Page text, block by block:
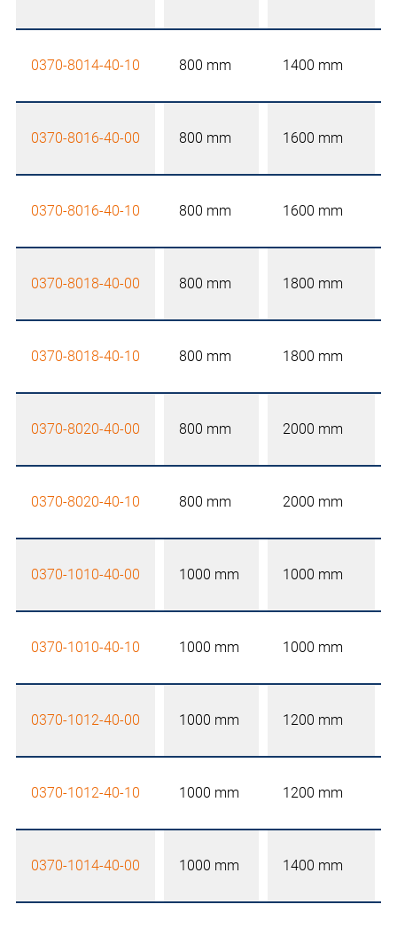
0370-8014-40-10 800 mm 1400 mm
0370-8016-40-00 800 mm 1600 mm
0370-8016-40-10 800 mm 1600 mm
0370-8018-40-00 800 mm 1800 mm
0370-8018-40-10 800 mm 1800 mm
0370-8020-40-00 800 mm 2000 mm
0370-8020-40-10 800 mm 2000 mm
0370-1010-40-00 1000 mm 1000 mm
0370-1010-40-10 1000 mm 1000 mm
0370-1012-40-00 1000 mm 1200 mm
0370-1012-40-10 1000 mm 1200 mm
0370-1014-40-00 1000 mm 1400 mm